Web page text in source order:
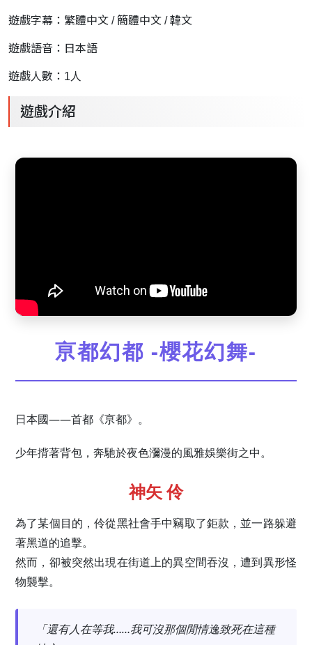
遊戲字幕：繁體中文 / 簡體中文 / 韓文
遊戲語音：日本語
遊戲人數：1人
遊戲介紹
亰都幻都 -櫻花幻舞-
日本國——首都《亰都》。
少年揹著背包，奔馳於夜色瀰漫的風雅娛樂街之中。
神矢 伶
為了某個目的，伶從黑社會手中竊取了鉅款，並一路躲避
著黑道的追擊。
然而，卻被突然出現在街道上的異空間吞沒，遭到異形怪
物襲擊。
「還有人在等我……我可沒那個閒情逸致死在這種